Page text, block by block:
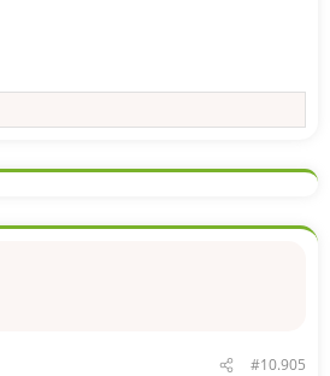
#10.905